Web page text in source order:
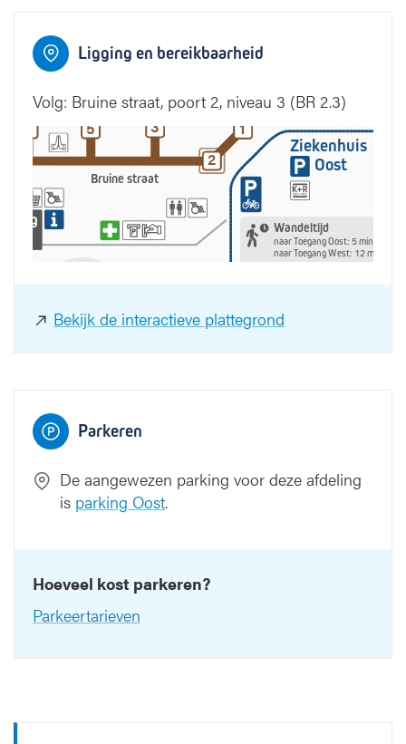
Ligging en bereikbaarheid
Volg: Bruine straat, poort 2, niveau 3 (BR 2.3)
Ziekenhuis
Oost
5 3
2
1
Bruine straat
Wandeltijd
naar Toegang Oost: 5 minuten
naar Toegang West: 12 minuten
1
2
3
5
Bekijk de interactieve plattegrond
Parkeren
De aangewezen parking voor deze afdeling
is parking Oost.
Hoeveel kost parkeren?
Parkeertarieven